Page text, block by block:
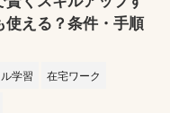
使える？条件・手順
学習
在宅ワーク